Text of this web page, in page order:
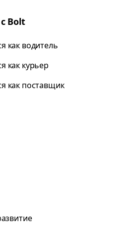
Bolt
как водитель
как курьер
как поставщик